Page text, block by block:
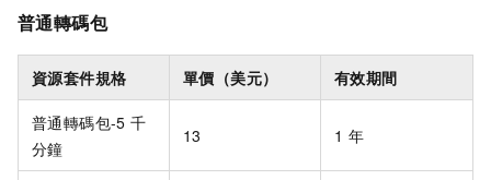
普通轉碼包
資源套件規格 單價（美元） 有效期間
普通轉碼包-5 千
分鐘
13 1 年